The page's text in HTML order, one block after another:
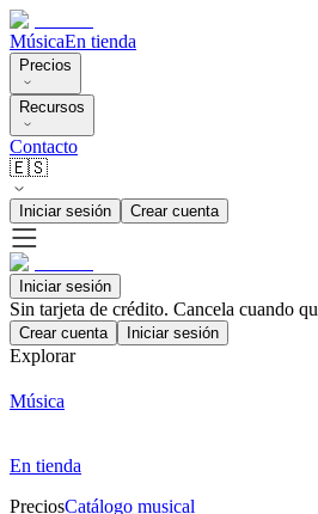
MúsicaEn tienda
Precios
Recursos
Contacto
🇪🇸
Iniciar sesión Crear cuenta
Iniciar sesión
Sin tarjeta de crédito. Cancela cuando
Crear cuenta Iniciar sesión
Explorar
Música
En tienda
PreciosCatálogo musical